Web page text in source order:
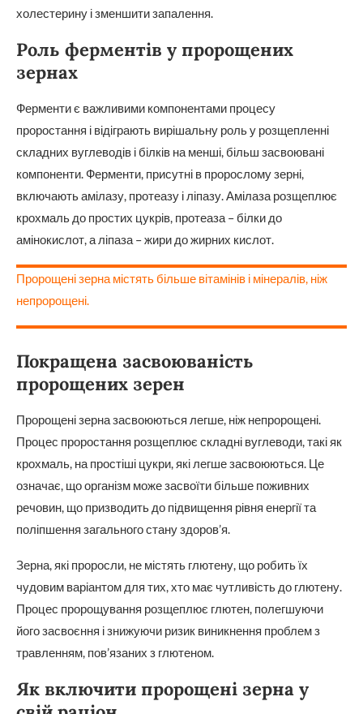
холестерину і зменшити запалення.
Роль ферментів у пророщених
зернах
Ферменти є важливими компонентами процесу
проростання і відіграють вирішальну роль у розщепленні
складних вуглеводів і білків на менші, більш засвоювані
компоненти. Ферменти, присутні в пророслому зерні,
включають амілазу, протеазу і ліпазу. Амілаза розщеплює
крохмаль до простих цукрів, протеаза – білки до
амінокислот, а ліпаза – жири до жирних кислот.
Пророщені зерна містять більше вітамінів і мінералів, ніж
непророщені.
Покращена засвоюваність
пророщених зерен
Пророщені зерна засвоюються легше, ніж непророщені.
Процес проростання розщеплює складні вуглеводи, такі як
крохмаль, на простіші цукри, які легше засвоюються. Це
означає, що організм може засвоїти більше поживних
речовин, що призводить до підвищення рівня енергії та
поліпшення загального стану здоров’я.
Зерна, які проросли, не містять глютену, що робить їх
чудовим варіантом для тих, хто має чутливість до глютену.
Процес пророщування розщеплює глютен, полегшуючи
його засвоєння і знижуючи ризик виникнення проблем з
травленням, пов’язаних з глютеном.
Як включити пророщені зерна у